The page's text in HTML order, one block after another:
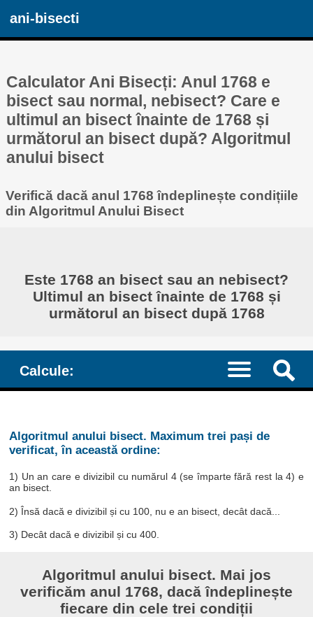
ani-bisecti
Calculator Ani Bisecți: Anul 1768 e
bisect sau normal, nebisect? Care e
ultimul an bisect înainte de 1768 și
următorul an bisect după? Algoritmul
anului bisect
Verifică dacă anul 1768 îndeplinește condițiile
din Algoritmul Anului Bisect
Este 1768 an bisect sau an nebisect?
Ultimul an bisect înainte de 1768 și
următorul an bisect după 1768
Calcule:
Algoritmul anului bisect. Maximum trei pași de
verificat, în această ordine:
1) Un an care e divizibil cu numărul 4 (se împarte fără rest la 4) e
an bisect.
2) Însă dacă e divizibil și cu 100, nu e an bisect, decât dacă...
3) Decât dacă e divizibil și cu 400.
Algoritmul anului bisect. Mai jos
verificăm anul 1768, dacă îndeplinește
fiecare din cele trei condiții